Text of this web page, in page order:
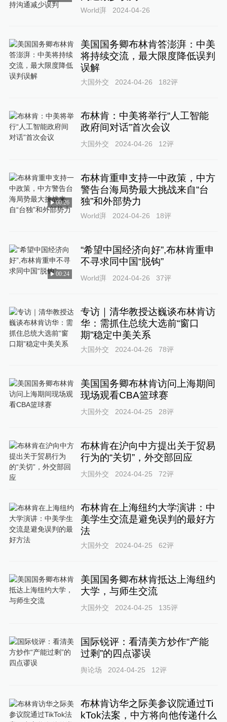
World湃 2024-04-26
美国国务卿布林肯答澎湃：中美
将持续交流，最大限度降低误判
误解
大国外交 2024-04-26 182评
布林肯：中美将举行“人工智能
政府间对话”首次会议
大国外交 2024-04-26 12评
00:26
布林肯重申支持一中政策，中方
警告台海局势最大挑战来自“台
独”和外部势力
World湃 2024-04-26 18评
00:24
“希望中国经济向好”,布林肯重申
不寻求同中国“脱钩”
World湃 2024-04-26 37评
专访｜清华教授达巍谈布林肯访
华：需抓住总统大选前“窗口
期”稳定中美关系
大国外交 2024-04-26 78评
美国国务卿布林肯访问上海期间
现场观看CBA篮球赛
大国外交 2024-04-25 28评
布林肯在沪向中方提出关于贸易
行为的“关切”，外交部回应
大国外交 2024-04-25 72评
布林肯在上海纽约大学演讲：中
美学生交流是避免误判的最好方
法
大国外交 2024-04-25 62评
美国国务卿布林肯抵达上海纽约
大学，与师生交流
大国外交 2024-04-25 135评
国际锐评：看清美方炒作“产能
过剩”的四点谬误
舆论场 2024-04-25 12评
布林肯访华之际美参议院通过Ti
kTok法案，中方将向他传递什么